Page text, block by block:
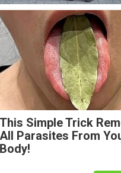
This Simple Trick
All Parasites From
Body!